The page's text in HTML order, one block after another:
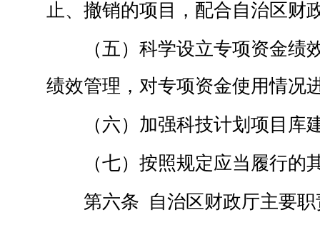
止、撤销的项目，配合自治区财
（五）科学设立专项资金绩
绩效管理，对专项资金使用情况
（六）加强科技计划项目库
（七）按照规定应当履行的
第六条 自治区财政厅主要职